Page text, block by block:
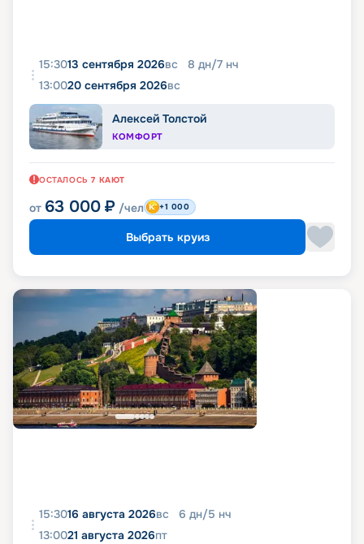
15:3013 сентября 2026вс 8 дн/7 нч
13:0020 сентября 2026вс
Алексей Толстой
КОМФОРТ
ОСТАЛОСЬ 7 КАЮТ
от 63 000 ₽ /чел +1 000
Выбрать круиз
15:3016 августа 2026вс 6 дн/5 нч
13:0021 августа 2026пт